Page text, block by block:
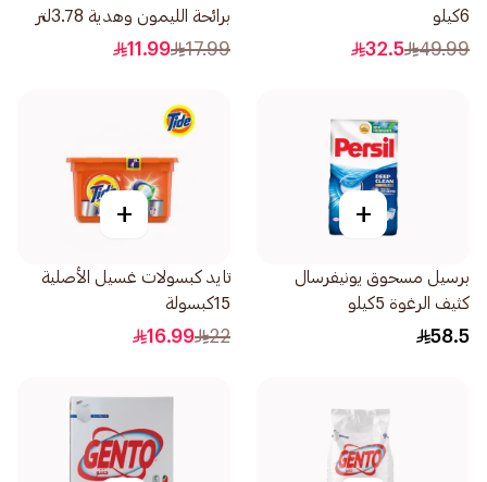
6كيلو
49.99
32.5
برائحة الليمون وهدية 3.78لتر
17.99
11.99
+
برسيل مسحوق يونيفرسال
كثيف الرغوة 5كيلو
58.5
+
تايد كبسولات غسيل الأصلية
15كبسولة
22
16.99